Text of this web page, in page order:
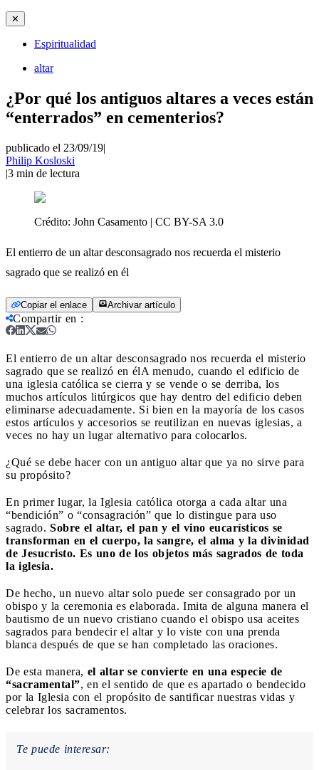
✕
Espiritualidad
altar
¿Por qué los antiguos altares a veces están
“enterrados” en cementerios?
publicado el 23/09/19|
Philip Kosloski
|3 min de lectura
Crédito: John Casamento | CC BY-SA 3.0
El entierro de un altar desconsagrado nos recuerda el misterio
sagrado que se realizó en él
Copiar el enlace Archivar artículo
Compartir en :
El entierro de un altar desconsagrado nos recuerda el misterio
sagrado que se realizó en élA menudo, cuando el edificio de
una iglesia católica se cierra y se vende o se derriba, los
muchos artículos litúrgicos que hay dentro del edificio deben
eliminarse adecuadamente. Si bien en la mayoría de los casos
estos artículos y accesorios se reutilizan en nuevas iglesias, a
veces no hay un lugar alternativo para colocarlos.
¿Qué se debe hacer con un antiguo altar que ya no sirve para
su propósito?
En primer lugar, la Iglesia católica otorga a cada altar una
“bendición” o “consagración” que lo distingue para uso
sagrado. Sobre el altar, el pan y el vino eucarísticos se
transforman en el cuerpo, la sangre, el alma y la divinidad
de Jesucristo. Es uno de los objetos más sagrados de toda
la iglesia.
De hecho, un nuevo altar solo puede ser consagrado por un
obispo y la ceremonia es elaborada. Imita de alguna manera el
bautismo de un nuevo cristiano cuando el obispo usa aceites
sagrados para bendecir el altar y lo viste con una prenda
blanca después de que se han completado las oraciones.
De esta manera, el altar se convierte en una especie de
“sacramental”, en el sentido de que es apartado o bendecido
por la Iglesia con el propósito de santificar nuestras vidas y
celebrar los sacramentos.
Te puede interesar: